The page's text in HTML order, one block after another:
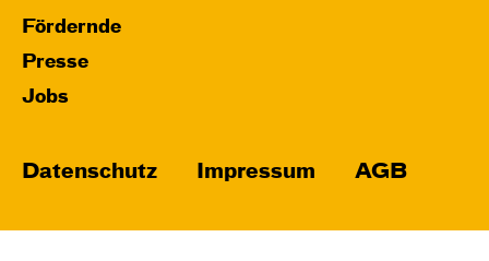
Fördernde
Presse
Jobs
Datenschutz Impressum AGB